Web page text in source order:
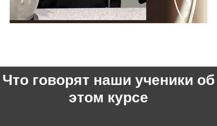
Что говорят наши ученики об
этом курсе